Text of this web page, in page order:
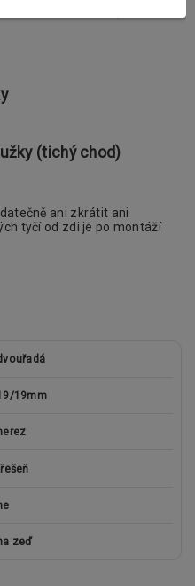
(tichý chod)
ani zkrátit ani
tyčí od zdi je po montáží
19mm
zeď